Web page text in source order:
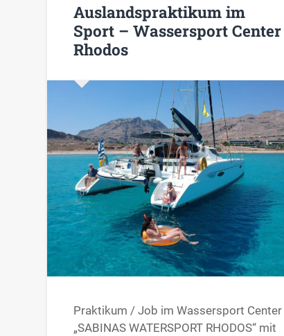
Auslandspraktikum im
Sport – Wassersport Center
Rhodos
Praktikum / Job im Wassersport Center
„SABINAS WATERSPORT RHODOS“ mit